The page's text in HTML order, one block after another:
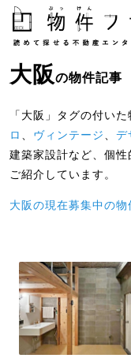
大阪の物件記事
「大阪」タグの付いた
ロ 、 ヴィンテージ、 デ
建築家設計など、個
ご紹介しています。
大阪の現在募集中の